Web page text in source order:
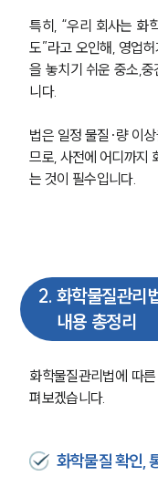
특히, “우리 회사는 화
도”라고 오인해, 영업
을 놓치기 쉬운 중소,
니다.
법은 일정 물질·량 이
므로, 사전에 어디까지
는 것이 필수입니다.
2. 화학물질관리
내용 총정리
화학물질관리법에 따
펴보겠습니다.
화학물질 확인,